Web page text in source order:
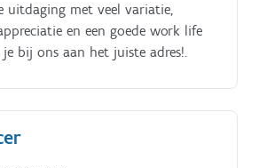
uitdaging met veel variatie,
en een goede work life
bij ons aan het juiste adres!.